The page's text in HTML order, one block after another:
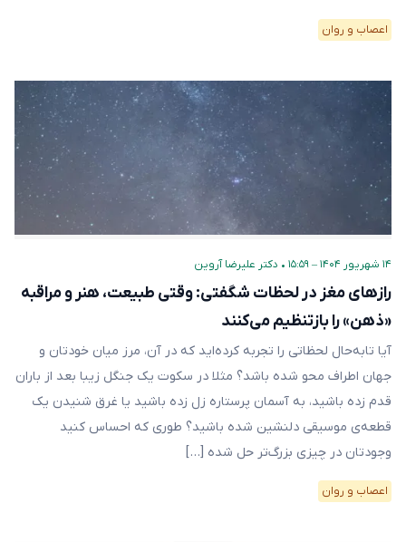
اعصاب و روان
۱۴ شهریور ۱۴۰۴ – ۱۵:۵۹ • دکتر علیرضا آروین
رازهای مغز در لحظات شگفتی: وقتی طبیعت، هنر و مراقبه
«ذهن» را بازتنظیم می‌کنند
آیا تا‌به‌حال لحظاتی را تجربه کرده‌اید که در آن، مرز میان خودتان و
جهان اطراف محو شده باشد؟ مثلا در سکوت یک جنگل زیبا بعد از باران
قدم زده باشید، به آسمان پرستاره زل زده باشید یا غرق شنیدن یک
قطعه‌ی موسیقی دلنشین شده باشید؟ طوری که احساس کنید
وجودتان در چیزی بزرگ‌تر حل شده […]
اعصاب و روان